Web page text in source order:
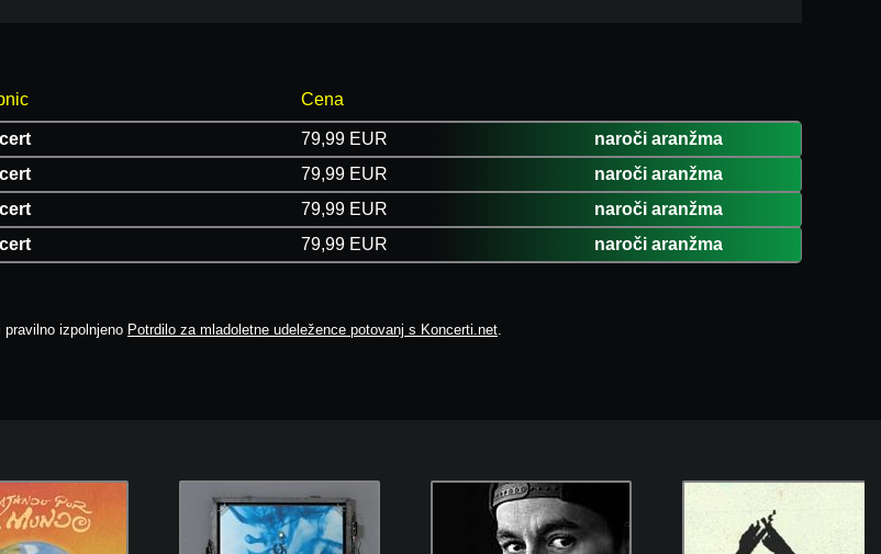
Cena
79,99 EUR
naroči aranžma
79,99 EUR
naroči aranžma
79,99 EUR
naroči aranžma
79,99 EUR naroči aranžma
izpolnjeno Potrdilo za mladoletne udeležence potovanj s Koncerti.net.